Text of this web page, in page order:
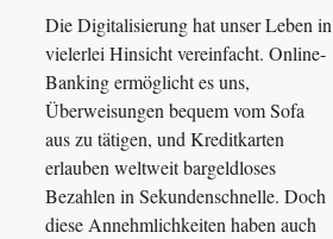
Die Digitalisierung hat unser Leben in
vielerlei Hinsicht vereinfacht. Online-
Banking ermöglicht es uns,
Überweisungen bequem vom Sofa
aus zu tätigen, und Kreditkarten
erlauben weltweit bargeldloses
Bezahlen in Sekundenschnelle. Doch
diese Annehmlichkeiten haben auch